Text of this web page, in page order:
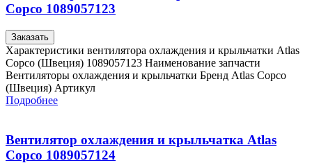
Copco 1089057123
Заказать
Характеристики вентилятора охлаждения и крыльчатки Atlas
Copco (Швеция) 1089057123 Наименование запчасти
Вентиляторы охлаждения и крыльчатки Бренд Atlas Copco
(Швеция) Артикул
Подробнее
Вентилятор охлаждения и крыльчатка Atlas
Copco 1089057124